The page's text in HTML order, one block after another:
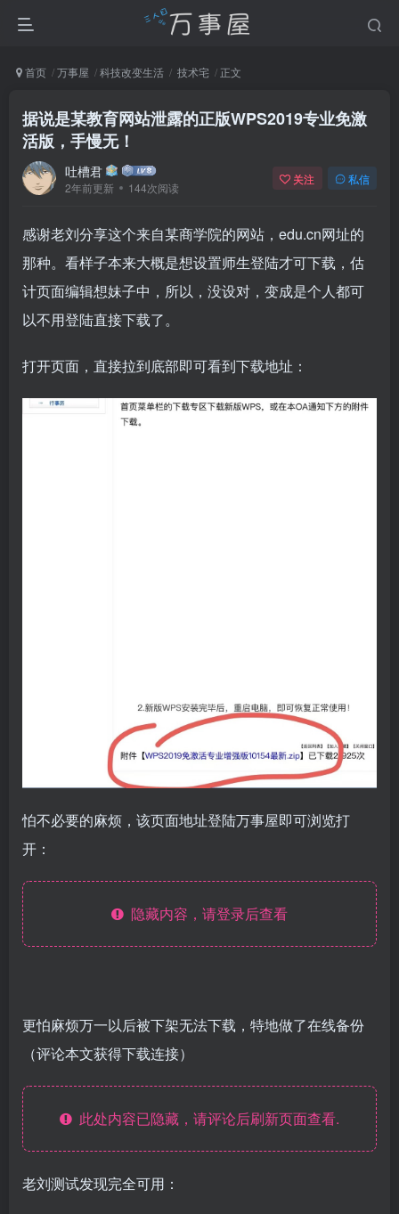
首页 万事屋 科技改变生活 技术宅 正文
据说是某教育网站泄露的正版WPS2019专业免激
活版，手慢无！
吐槽君
2年前更新 144次阅读
关注 私信
感谢老刘分享这个来自某商学院的网站，edu.cn网址的
那种。看样子本来大概是想设置师生登陆才可下载，估
计页面编辑想妹子中，所以，没设对，变成是个人都可
以不用登陆直接下载了。
打开页面，直接拉到底部即可看到下载地址：
怕不必要的麻烦，该页面地址登陆万事屋即可浏览打
开：
隐藏内容，请登录后查看
更怕麻烦万一以后被下架无法下载，特地做了在线备份
（评论本文获得下载连接）
此处内容已隐藏，请评论后刷新页面查看.
老刘测试发现完全可用：